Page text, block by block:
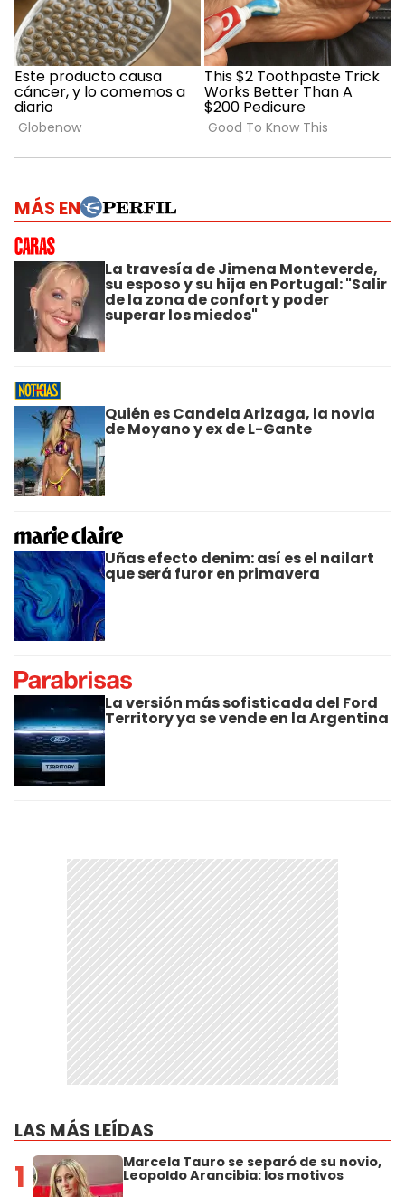
MÁS EN
La travesía de Jimena Monteverde,
su esposo y su hija en Portugal: "Salir
de la zona de confort y poder
superar los miedos"
Quién es Candela Arizaga, la novia
de Moyano y ex de L-Gante
Uñas efecto denim: así es el nailart
que será furor en primavera
La versión más sofisticada del Ford
Territory ya se vende en la Argentina
LAS MÁS LEÍDAS
1 Marcela Tauro se separó de su novio,
Leopoldo Arancibia: los motivos